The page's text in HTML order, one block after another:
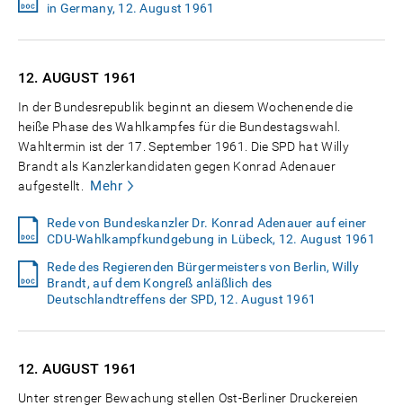
in Germany, 12. August 1961
12. AUGUST 1961
In der Bundesrepublik beginnt an diesem Wochenende die
heiße Phase des Wahlkampfes für die Bundestagswahl.
Wahltermin ist der 17. September 1961. Die SPD hat Willy
Brandt als Kanzlerkandidaten gegen Konrad Adenauer
aufgestellt.
Mehr
Rede von Bundeskanzler Dr. Konrad Adenauer auf einer
CDU-Wahlkampfkundgebung in Lübeck, 12. August 1961
Rede des Regierenden Bürgermeisters von Berlin, Willy
Brandt, auf dem Kongreß anläßlich des
Deutschlandtreffens der SPD, 12. August 1961
12. AUGUST 1961
Unter strenger Bewachung stellen Ost-Berliner Druckereien